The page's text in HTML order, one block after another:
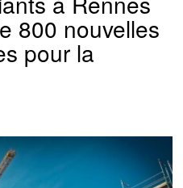
800 nouvelles
pour la